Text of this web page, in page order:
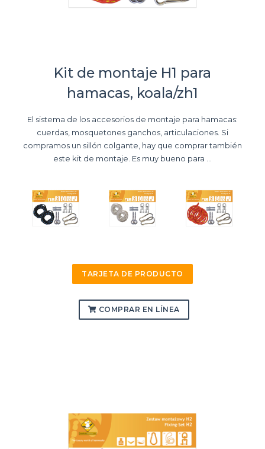
Kit de montaje H1 para
hamacas, koala/zh1
El sistema de los accesorios de montaje para hamacas:
cuerdas, mosquetones ganchos, articulaciones. Si
compramos un sillón colgante, hay que comprar también
este kit de montaje. Es muy bueno para ...
TARJETA DE PRODUCTO
COMPRAR EN LÍNEA